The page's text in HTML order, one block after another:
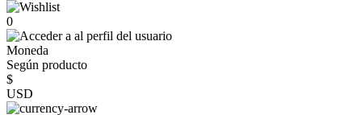
0
Moneda
Según producto
$
USD